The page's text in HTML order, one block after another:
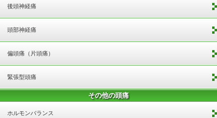
後頭神経痛
頭部神経痛
偏頭痛（片頭痛）
緊張型頭痛
その他の頭痛
ホルモンバランス